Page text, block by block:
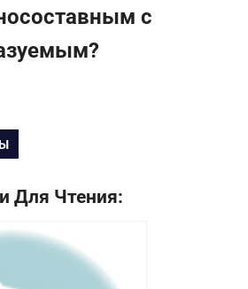
с
Для Чтения: